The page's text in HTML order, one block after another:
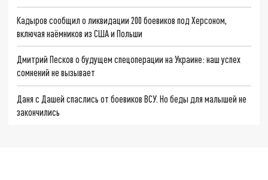
Кадыров сообщил о ликвидации 200 боевиков под Херсоном,
включая наёмников из США и Польши
Дмитрий Песков о будущем спецоперации на Украине: наш успех
сомнений не вызывает
Даня с Дашей спаслись от боевиков ВСУ. Но беды для малышей не
закончились